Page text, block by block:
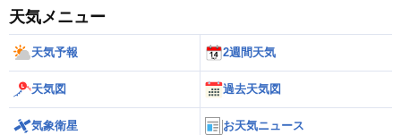
天気メニュー
天気予報 2週間天気
天気図 過去天気図
気象衛星 お天気ニュース